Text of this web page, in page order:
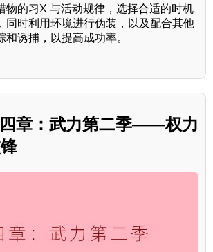
物的习X 与活动规律，选择合适的时机
同时利用环境进行伪装，以及配合其他
诱捕，以提高成功率。
章：武力第二季——权力